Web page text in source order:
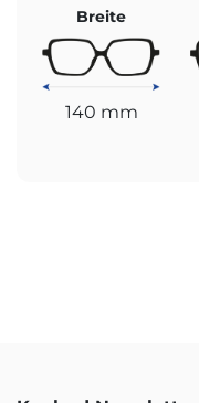
Breite
140 mm